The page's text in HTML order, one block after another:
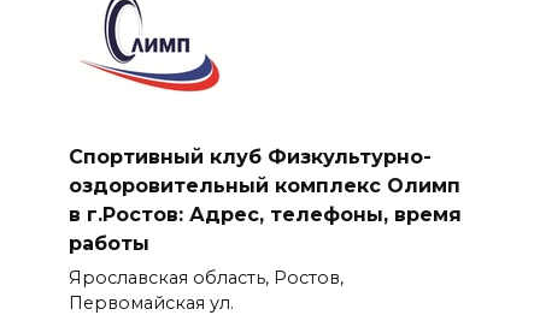
Спортивный клуб Физкультурно-
оздоровительный комплекс Олимп
в г.Ростов: Адрес, телефоны, время
работы
Ярославская область, Ростов,
Первомайская ул.